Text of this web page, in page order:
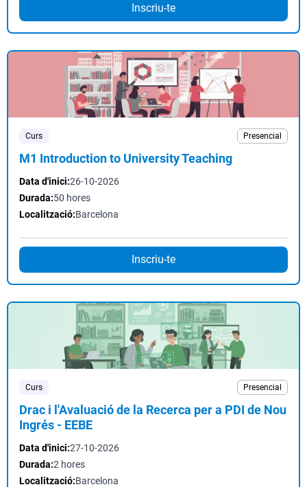
Inscriu-te
Curs Presencial
M1 Introduction to University Teaching
Data d'inici:26-10-2026
Durada:50 hores
Localització:Barcelona
Inscriu-te
Curs Presencial
Drac i l'Avaluació de la Recerca per a PDI de Nou
Ingrés - EEBE
Data d'inici:27-10-2026
Durada:2 hores
Localització:Barcelona